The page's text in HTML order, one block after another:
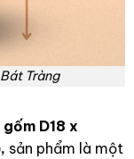
Tràng
D18 x
sản phẩm là một